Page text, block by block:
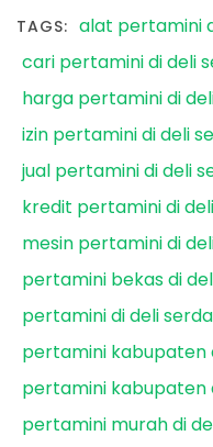
TAGS: alat pertamini
cari pertamini di deli
harga pertamini di
izin pertamini di deli
jual pertamini di deli
kredit pertamini di
mesin pertamini di
pertamini bekas di
pertamini di deli
pertamini kabupaten
pertamini kabupaten
pertamini murah di